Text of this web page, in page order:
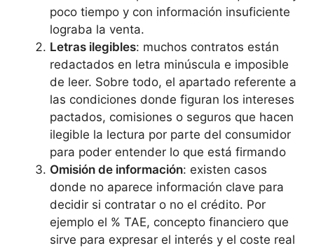
poco tiempo y con información insuficiente
lograba la venta.
Letras ilegibles: muchos contratos están
redactados en letra minúscula e imposible
de leer. Sobre todo, el apartado referente a
las condiciones donde figuran los intereses
pactados, comisiones o seguros que hacen
ilegible la lectura por parte del consumidor
para poder entender lo que está firmando
Omisión de información: existen casos
donde no aparece información clave para
decidir si contratar o no el crédito. Por
ejemplo el % TAE, concepto financiero que
sirve para expresar el interés y el coste real